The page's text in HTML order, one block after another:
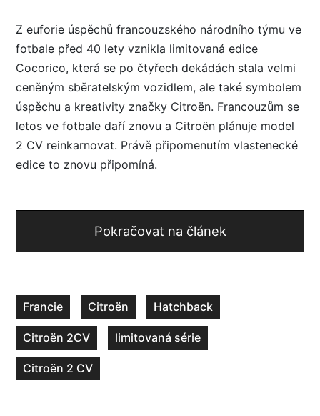
Z euforie úspěchů francouzského národního týmu ve
fotbale před 40 lety vznikla limitovaná edice
Cocorico, která se po čtyřech dekádách stala velmi
ceněným sběratelským vozidlem, ale také symbolem
úspěchu a kreativity značky Citroën. Francouzům se
letos ve fotbale daří znovu a Citroën plánuje model
2 CV reinkarnovat. Právě připomenutím vlastenecké
edice to znovu připomíná.
Pokračovat na článek
Francie Citroën Hatchback
Citroën 2CV limitovaná série
Citroën 2 CV